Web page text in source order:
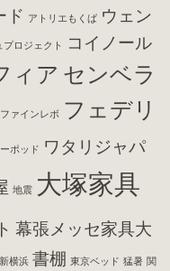
ド アトリエもくば ウェン
ロジェクト
コイノール
ィア センベラ
ファインレボ フェデリ
ポッド ワタリジャパ
地震 大塚家具
幕張メッセ家具大
新横浜 書棚 東京ベッド 猛暑 関